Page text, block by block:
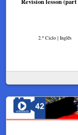
2.º Ciclo | Inglês